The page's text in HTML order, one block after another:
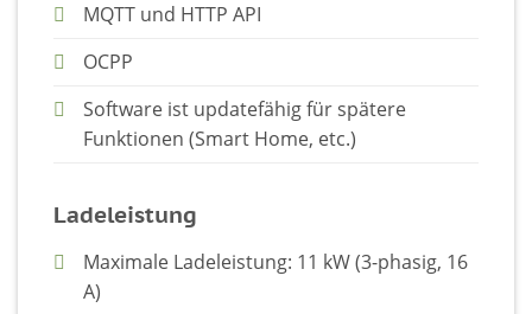
MQTT und HTTP API
OCPP
Software ist updatefähig für spätere
Funktionen (Smart Home, etc.)
Ladeleistung
Maximale Ladeleistung: 11 kW (3-phasig, 16
A)